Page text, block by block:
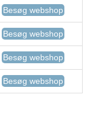
Besøg webshop
Besøg webshop
Besøg webshop
Besøg webshop